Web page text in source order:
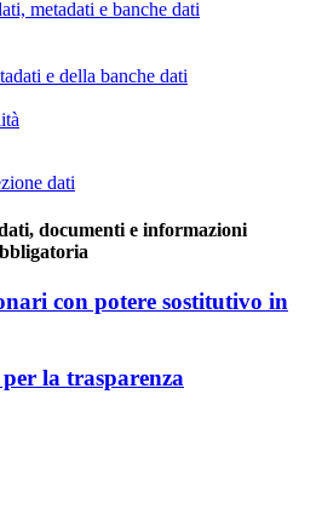
metadati e banche dati
e della banche dati
dati
documenti e informazioni
con potere sostitutivo in
la trasparenza